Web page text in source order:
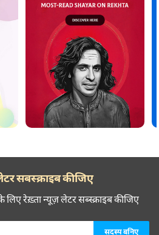
सबस्क्राइब कीजिए
लिए रेख़्ता न्यूज़ लेटर सब्स्क्राइब कीजिए